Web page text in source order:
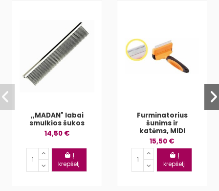
,,MADAN" labai
smulkios šukos
14,50 €
Į
krepšelį
Furminatorius
šunims ir
katėms, MIDI
15,50 €
Į
krepšelį